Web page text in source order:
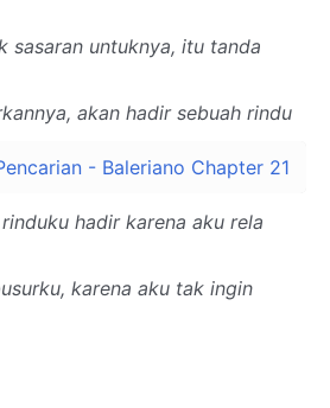
sasaran untuknya, itu tanda
akan hadir sebuah rindu
- Baleriano Chapter 21
hadir karena aku rela
karena aku tak ingin